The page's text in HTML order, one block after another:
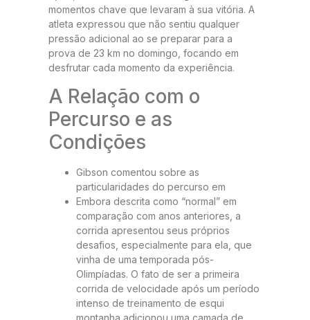
momentos chave que levaram à sua vitória. A
atleta expressou que não sentiu qualquer
pressão adicional ao se preparar para a
prova de 23 km no domingo, focando em
desfrutar cada momento da experiência.
A Relação com o
Percurso e as
Condições
Gibson comentou sobre as
particularidades do percurso em
Embora descrita como “normal” em
comparação com anos anteriores, a
corrida apresentou seus próprios
desafios, especialmente para ela, que
vinha de uma temporada pós-
Olimpíadas. O fato de ser a primeira
corrida de velocidade após um período
intenso de treinamento de esqui
montanha adicionou uma camada de